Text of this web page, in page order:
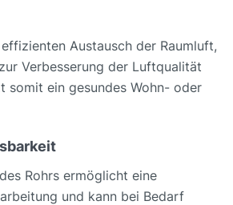
Austausch der Raumluft,
Verbesserung der Luftqualität
somit ein gesundes Wohn- oder
Rohrs ermöglicht eine
und kann bei Bedarf